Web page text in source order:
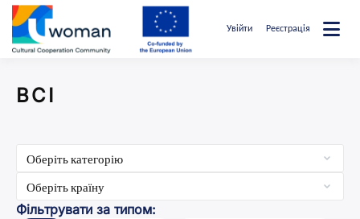
Перейти
до
вмісту
Увійти Реєстрація
ВСІ
Фільтрувати за типом: